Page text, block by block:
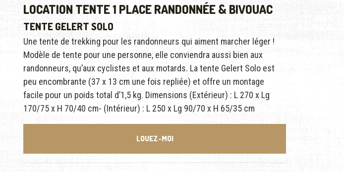
LOCATION TENTE 1 PLACE RANDONNÉE & BIVOUAC
TENTE GELERT SOLO
Une tente de trekking pour les randonneurs qui aiment marcher léger !
Modèle de tente pour une personne, elle conviendra aussi bien aux
randonneurs, qu’aux cyclistes et aux motards. La tente Gelert Solo est
peu encombrante (37 x 13 cm une fois repliée) et offre un montage
facile pour un poids total d’1,5 kg. Dimensions (Extérieur) : L 270 x Lg
170/75 x H 70/40 cm- (Intérieur) : L 250 x Lg 90/70 x H 65/35 cm
LOUEZ-MOI